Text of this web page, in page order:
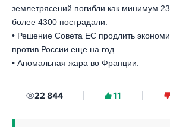
землетрясений погибли как минимум
более 4300 пострадали.
• Решение Совета ЕС продлить
против России еще на год.
• Аномальная жара во Франции.
22 844 11